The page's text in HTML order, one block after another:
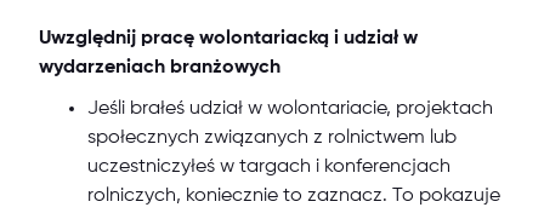
Uwzględnij pracę wolontariacką i udział w
wydarzeniach branżowych
Jeśli brałeś udział w wolontariacie, projektach
społecznych związanych z rolnictwem lub
uczestniczyłeś w targach i konferencjach
rolniczych, koniecznie to zaznacz. To pokazuje